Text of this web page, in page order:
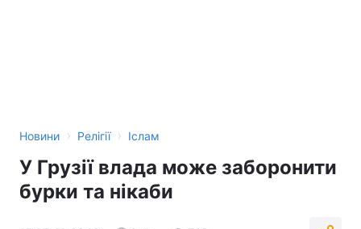
Новини › Релігії › Іслам
У Грузії влада може заборонити
бурки та нікаби